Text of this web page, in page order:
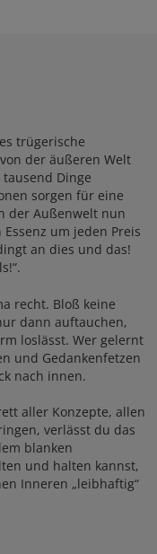
trügerische
der äußeren Welt
Dinge
sorgen für eine
der Außenwelt nun
um jeden Preis
an dies und das!
recht. Bloß keine
dann auftauchen,
loslässt. Wer gelernt
und Gedankenfetzen
nach innen.
aller Konzepte, allen
verlässt du das
blanken
und halten kannst,
Inneren „leibhaftig“